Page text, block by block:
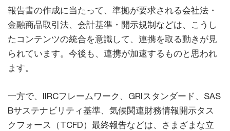
報告書の作成に当たって、準拠が要求される会社法・
金融商品取引法、会計基準・開示規制などは、こうし
たコンテンツの統合を意識して、連携を取る動きが見
られています。今後も、連携が加速するものと思われ
ます。
一方で、IIRCフレームワーク、GRIスタンダード、SAS
Bサステナビリティ基準、気候関連財務情報開示タス
クフォース（TCFD）最終報告などは、さまざまな立